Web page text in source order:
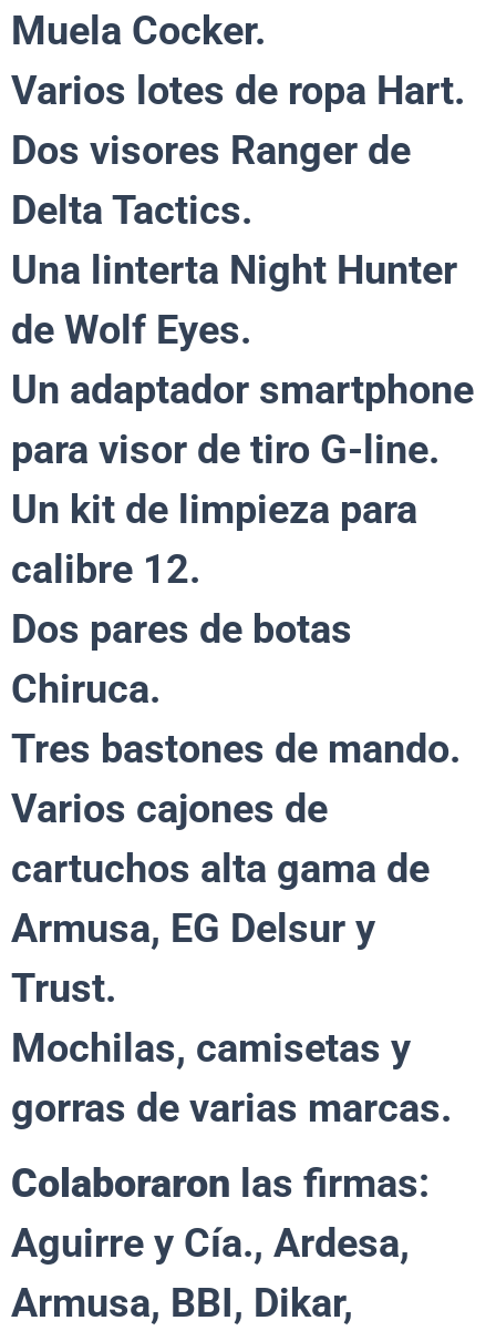
Muela Cocker.
Varios lotes de ropa Hart.
Dos visores Ranger de
Delta Tactics.
Una linterta Night Hunter
de Wolf Eyes.
Un adaptador smartphone
para visor de tiro G-line.
Un kit de limpieza para
calibre 12.
Dos pares de botas
Chiruca.
Tres bastones de mando.
Varios cajones de
cartuchos alta gama de
Armusa, EG Delsur y
Trust.
Mochilas, camisetas y
gorras de varias marcas.
Colaboraron las firmas:
Aguirre y Cía., Ardesa,
Armusa, BBI, Dikar,